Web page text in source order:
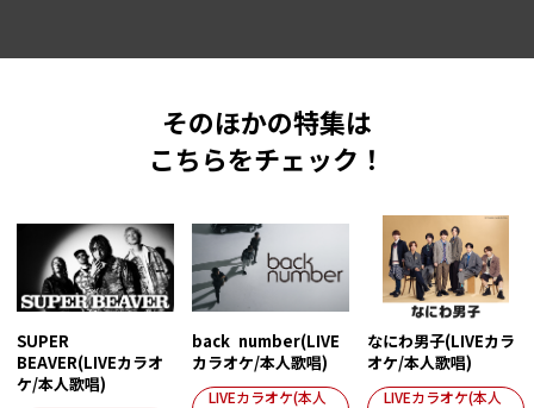
そのほかの特集は
こちらをチェック！
SUPER
BEAVER(LIVEカラオ
ケ/本人歌唱)
back number(LIVE
カラオケ/本人歌唱)
LIVEカラオケ(本人
なにわ男子(LIVEカラ
オケ/本人歌唱)
LIVEカラオケ(本人